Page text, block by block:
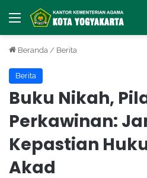
Menu
Beranda / Berita
Berita
Buku Nikah,
Perkawinan:
Kepastian
Akad